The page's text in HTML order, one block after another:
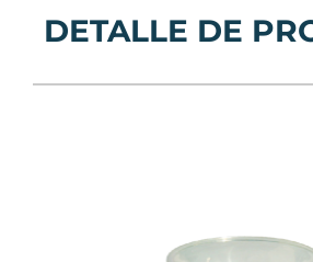
DETALLE DE